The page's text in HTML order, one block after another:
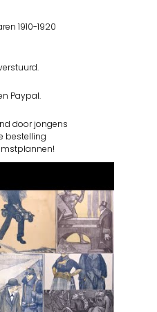
1910-1920
Paypal.
door jongens
bestelling